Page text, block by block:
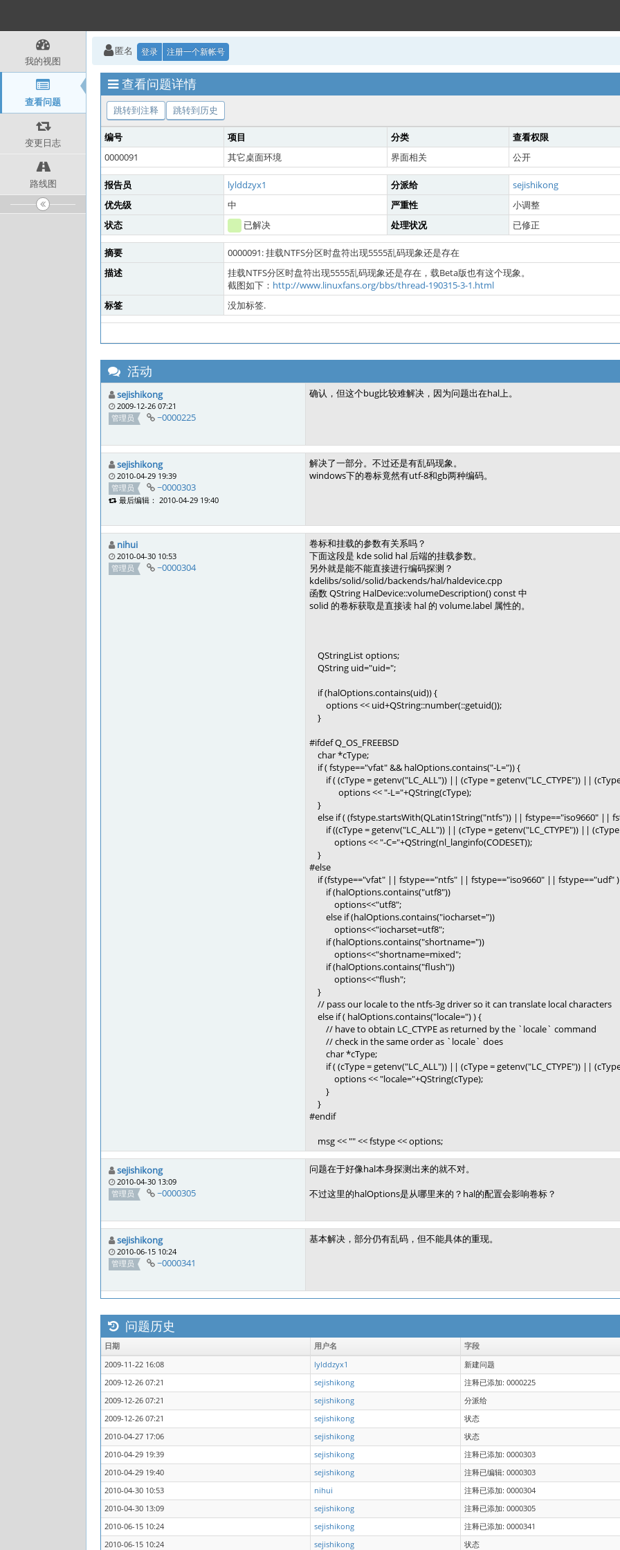
我的视图
查看问题
变更日志
路线图
匿名 登录 注册一个新帐号
查看问题详情
跳转到注释 跳转到历史
编号 项目 分类 查看权限
0000091
其它桌面环境 界面相关 公开
报告员 lylddzyx1 分派给
sejishikong
优先级
中 严重性 小调整
状态
已解决 处理状况 已修正
摘要
0000091: 挂载NTFS分区时盘符出现5555乱码现象还是存在
描述
挂载NTFS分区时盘符出现5555乱码现象还是存在，载Beta版也有这个现象。
截图如下： http://www.linuxfans.org/bbs/thread-190315-3-1.html
标签
没加标签.
活动
sejishikong
2009-12-26 07:21
管理员
~0000225
确认，但这个bug比较难解决，因为问题出在hal上。
sejishikong
2010-04-29 19:39
管理员
~0000303
最后编辑： 2010-04-29 19:40
解决了一部分。不过还是有乱码现象。
windows下的卷标竟然有utf-8和gb两种编码。
nihui
2010-04-30 10:53
管理员
~0000304
卷标和挂载的参数有关系吗？
下面这段是 kde solid hal 后端的挂载参数。
另外就是能不能直接进行编码探测？
kdelibs/solid/solid/backends/hal/haldevice.cpp
函数 QString HalDevice::volumeDescription() const 中
solid 的卷标获取是直接读 hal 的 volume.label 属性的。
QStringList options;
QString uid="uid=";
if (halOptions.contains(uid)) {
options << uid+QString::number(::getuid());
}
#ifdef Q_OS_FREEBSD
char *cType;
if ( fstype=="vfat" && halOptions.contains("-L=")) {
if ( (cType = getenv("LC_ALL")) || (cType = getenv("LC_CTYPE")) ||
options << "-L="+QString(cType);
}
else if ( (fstype.startsWith(QLatin1String("ntfs")) || fstype=="iso9660" ||
if ((cType = getenv("LC_ALL")) || (cType = getenv("LC_CTYPE")) ||
options << "-C="+QString(nl_langinfo(CODESET));
}
#else
if (fstype=="vfat" || fstype=="ntfs" || fstype=="iso9660" || fstype=="udf"
if (halOptions.contains("utf8"))
options<<"utf8";
else if (halOptions.contains("iocharset="))
options<<"iocharset=utf8";
if (halOptions.contains("shortname="))
options<<"shortname=mixed";
if (halOptions.contains("flush"))
options<<"flush";
}
// pass our locale to the ntfs-3g driver so it can translate local characters
else if ( halOptions.contains("locale=") ) {
// have to obtain LC_CTYPE as returned by the `locale` command
// check in the same order as `locale` does
char *cType;
if ( (cType = getenv("LC_ALL")) || (cType = getenv("LC_CTYPE")) ||
options << "locale="+QString(cType);
}
}
#endif
msg << "" << fstype << options;
sejishikong
2010-04-30 13:09
管理员
~0000305
问题在于好像hal本身探测出来的就不对。
不过这里的halOptions是从哪里来的？hal的配置会影响卷标？
sejishikong
2010-06-15 10:24
管理员
~0000341
基本解决，部分仍有乱码，但不能具体的重现。
问题历史
日期 用户名 字段
2009-11-22 16:08
lylddzyx1
新建问题
2009-12-26 07:21
sejishikong
注释已添加: 0000225
2009-12-26 07:21
sejishikong 分派给
2009-12-26 07:21
sejishikong 状态
2010-04-27 17:06
sejishikong 状态
2010-04-29 19:39
sejishikong
注释已添加: 0000303
2010-04-29 19:40
sejishikong
注释已编辑: 0000303
2010-04-30 10:53
nihui
注释已添加: 0000304
2010-04-30 13:09
sejishikong
注释已添加: 0000305
2010-06-15 10:24
sejishikong
注释已添加: 0000341
2010-06-15 10:24
sejishikong 状态